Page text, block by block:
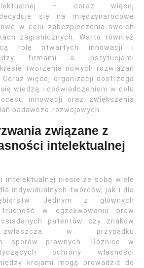
– coraz więcej
się na międzynarodowe
w celu zabezpieczenia swoich
zagranicznych. Warto również
rolę otwartych innowacji i
firmami a instytucjami
tworzenia nowych rozwiązań
Coraz więcej organizacji dostrzega
wiedzą i doświadczeniem w celu
innowacji oraz zwiększenia
badawczo-rozwojowych.
związane z
intelektualnej
intelektualnej niesie ze sobą wiele
indywidualnych twórców, jak i dla
Jednym z głównych
w egzekwowaniu praw
patentów czy znaków
zwłaszcza w przypadku
sporów prawnych. Różnice w
ochrony własności
krajami mogą prowadzić do